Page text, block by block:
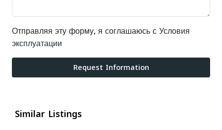
Отправляя эту форму, я соглашаюсь сУсловия
эксплуатации
Request Information
Similar Listings